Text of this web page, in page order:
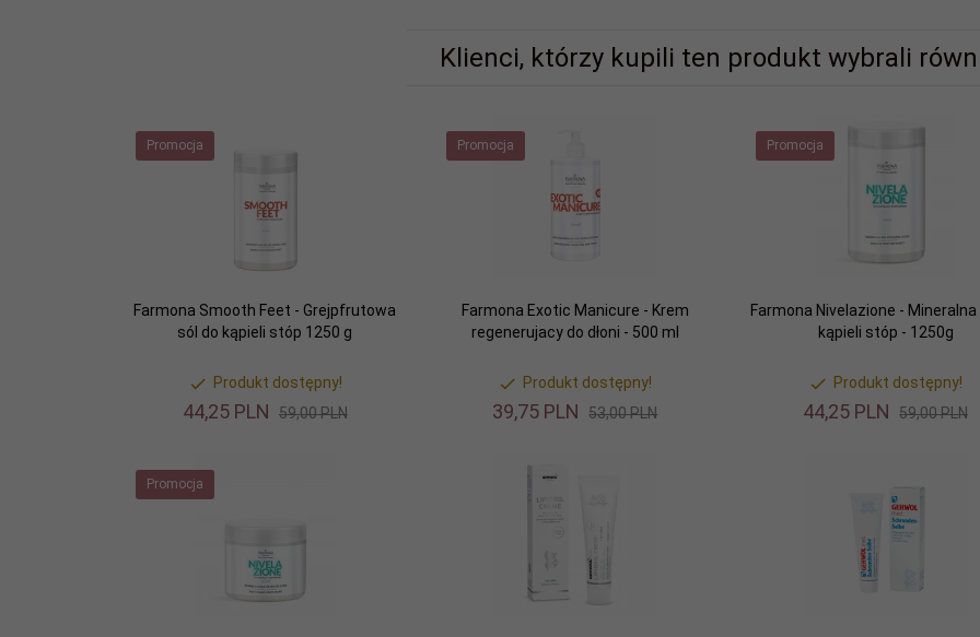
Klienci, którzy kupili ten produkt wybrali
Promocja
Farmona Smooth Feet - Grejpfrutowa
sól do kąpieli stóp 1250 g
Produkt dostępny!
44,25 PLN 59,00 PLN
Promocja
Farmona Exotic Manicure - Krem
regenerujacy do dłoni - 500 ml
Produkt dostępny!
39,75 PLN 53,00 PLN
Promocja
Farmona Nivelazione - Mineralna
kąpieli stóp - 1250g
Produkt dostępny!
44,25 PLN 59,00 PLN
Promocja